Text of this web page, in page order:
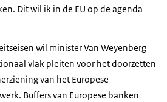
Dit wil ik in de EU op de agenda
wil minister Van Weyenberg
vlak pleiten voor het doorzetten
van het Europese
Buffers van Europese banken